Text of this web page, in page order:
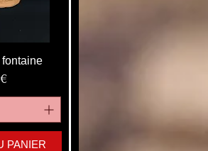
fontaine
PANIER